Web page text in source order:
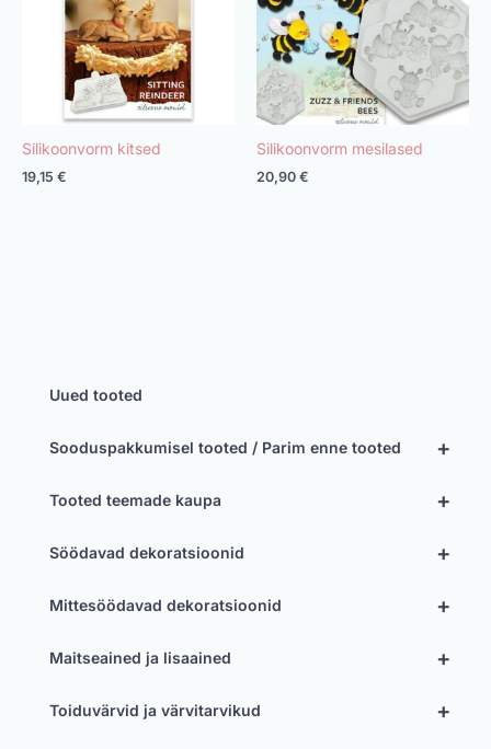
Uued tooted
+
Sooduspakkumisel tooted / Parim enne tooted
+
Tooted teemade kaupa
+
Söödavad dekoratsioonid
+
Mittesöödavad dekoratsioonid
+
Maitseained ja lisaained
+
Toiduvärvid ja värvitarvikud
Silikoonvorm kitsed
19,15 €
Silikoonvorm mesilased
20,90 €